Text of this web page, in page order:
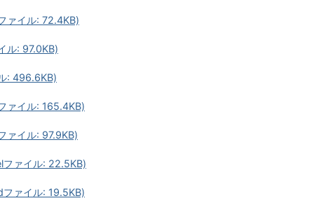
ァイル: 72.4KB)
ル: 97.0KB)
: 496.6KB)
ァイル: 165.4KB)
ァイル: 97.9KB)
ァイル: 22.5KB)
ファイル: 19.5KB)